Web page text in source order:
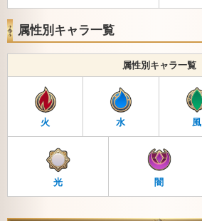
属性別キャラ一覧
属性別キャラ一覧
火 水 風
光 闇